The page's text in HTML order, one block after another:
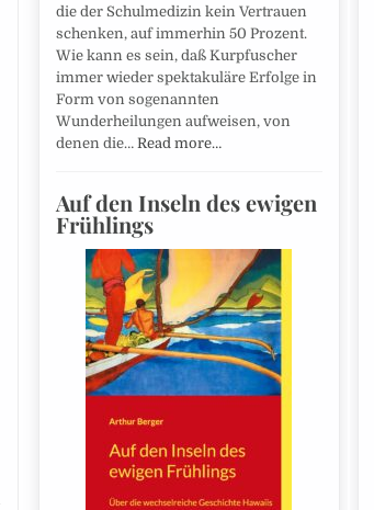
die der Schulmedizin kein Vertrauen
schenken, auf immerhin 50 Prozent.
Wie kann es sein, daß Kurpfuscher
immer wieder spektakuläre Erfolge in
Form von sogenannten
Wunderheilungen aufweisen, von
denen die… Read more…
Auf den Inseln des ewigen
Frühlings